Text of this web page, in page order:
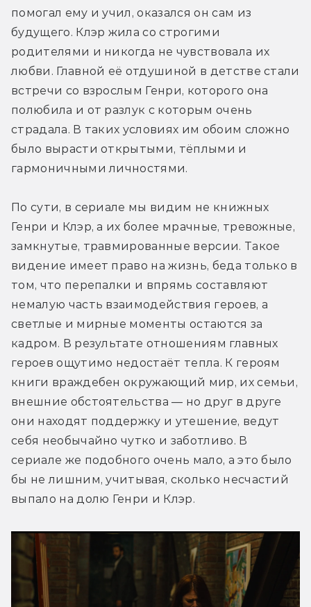
помогал ему и учил, оказался он сам из
будущего. Клэр жила со строгими
родителями и никогда не чувствовала их
любви. Главной её отдушиной в детстве стали
встречи со взрослым Генри, которого она
полюбила и от разлук с которым очень
страдала. В таких условиях им обоим сложно
было вырасти открытыми, тёплыми и
гармоничными личностями.
По сути, в сериале мы видим не книжных
Генри и Клэр, а их более мрачные, тревожные,
замкнутые, травмированные версии. Такое
видение имеет право на жизнь, беда только в
том, что перепалки и впрямь составляют
немалую часть взаимодействия героев, а
светлые и мирные моменты остаются за
кадром. В результате отношениям главных
героев ощутимо недостаёт тепла. К героям
книги враждебен окружающий мир, их семьи,
внешние обстоятельства — но друг в друге
они находят поддержку и утешение, ведут
себя необычайно чутко и заботливо. В
сериале же подобного очень мало, а это было
бы не лишним, учитывая, сколько несчастий
выпало на долю Генри и Клэр.